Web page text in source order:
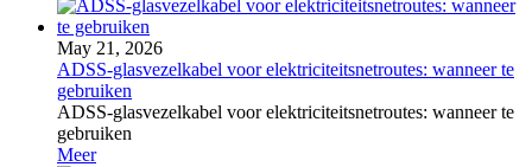
May 21, 2026
ADSS-glasvezelkabel voor elektriciteitsnetroutes: wanneer te
gebruiken
ADSS-glasvezelkabel voor elektriciteitsnetroutes: wanneer te
gebruiken
Meer